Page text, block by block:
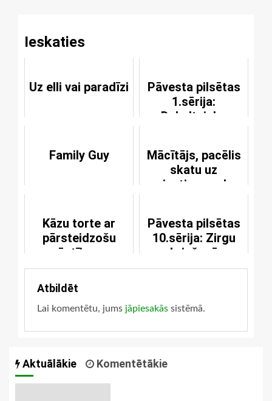
Ieskaties
Uz elli vai paradīzi
Pāvesta pilsētas
1.sērija:
Dubultnieks
Family Guy
Mācītājs, pacēlis
skatu uz
griestiem, saka
Kāzu torte ar
pārsteidzošu
vēstījumu
Pāvesta pilsētas
10.sērija: Zirgu
skriešanās
sacīkstes
Atbildēt
Lai komentētu, jums jāpiesakās sistēmā.
Aktuālākie Komentētākie